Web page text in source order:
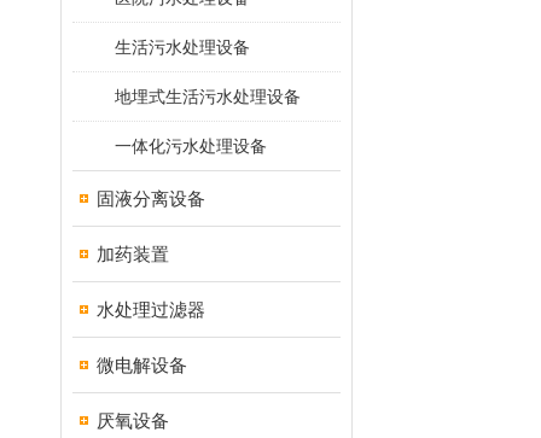
生活污水处理设备
地埋式生活污水处理设备
一体化污水处理设备
固液分离设备
加药装置
水处理过滤器
微电解设备
厌氧设备